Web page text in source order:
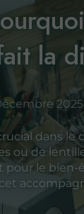
la
2025
dans le
ou de
le bien-